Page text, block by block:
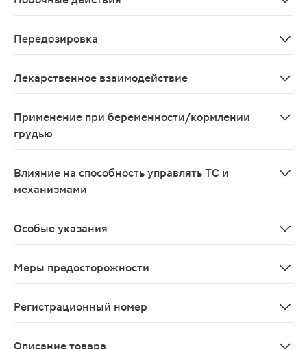
Передозировка
Лекарственное взаимодействие
Применение при беременности/кормлении
грудью
Влияние на способность управлять ТС и
механизмами
Особые указания
Меры предосторожности
Регистрационный номер
Описание товара